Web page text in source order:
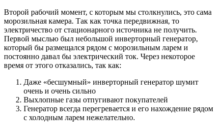
Второй рабочий момент, с которым мы столкнулись, это сама
морозильная камера. Так как точка передвижная, то
электричество от стационарного источника не получить.
Первой мыслью был небольшой инверторный генератор,
который бы размещался рядом с морозильным ларем и
постоянно давал бы электрический ток. Через некоторое
время от этого отказались, так как:
Даже «бесшумный» инверторный генератор шумит
очень и очень сильно
Выхлопные газы отпугивают покупателей
Генератор всегда перегревается и его нахождение рядом
с холодным ларем нежелательно.